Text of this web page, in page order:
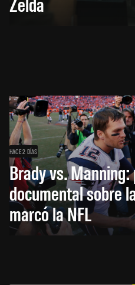
HACE 2 DÍAS
Brady vs.
documental sobre
marcó la NFL